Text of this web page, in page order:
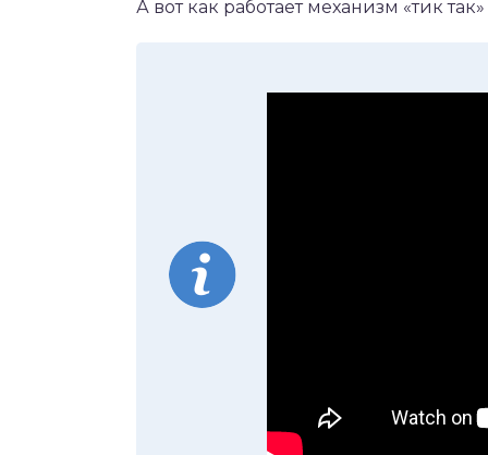
А вот как работает механизм «тик